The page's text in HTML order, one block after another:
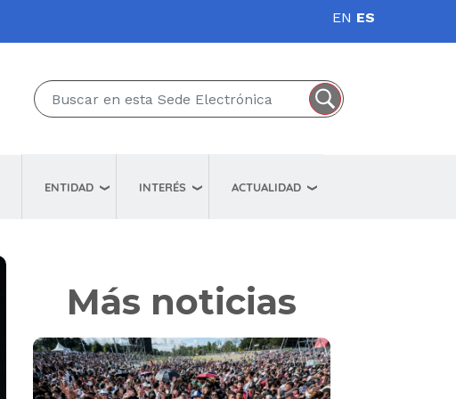
EN ES
ENTIDAD INTERÉS ACTUALIDAD
Más noticias